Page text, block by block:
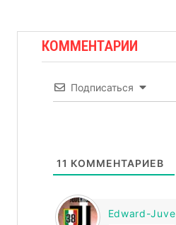
КОММЕНТАРИИ
Подписаться
11 КОММЕНТАРИЕВ
Edward-Juve